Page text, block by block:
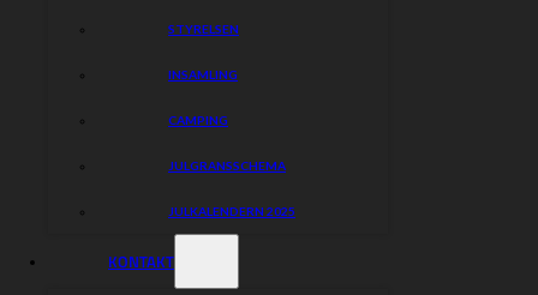
STYRELSEN
INSAMLING
CAMPING
JULGRANSSCHEMA
JULKALENDERN 2025
KONTAKT